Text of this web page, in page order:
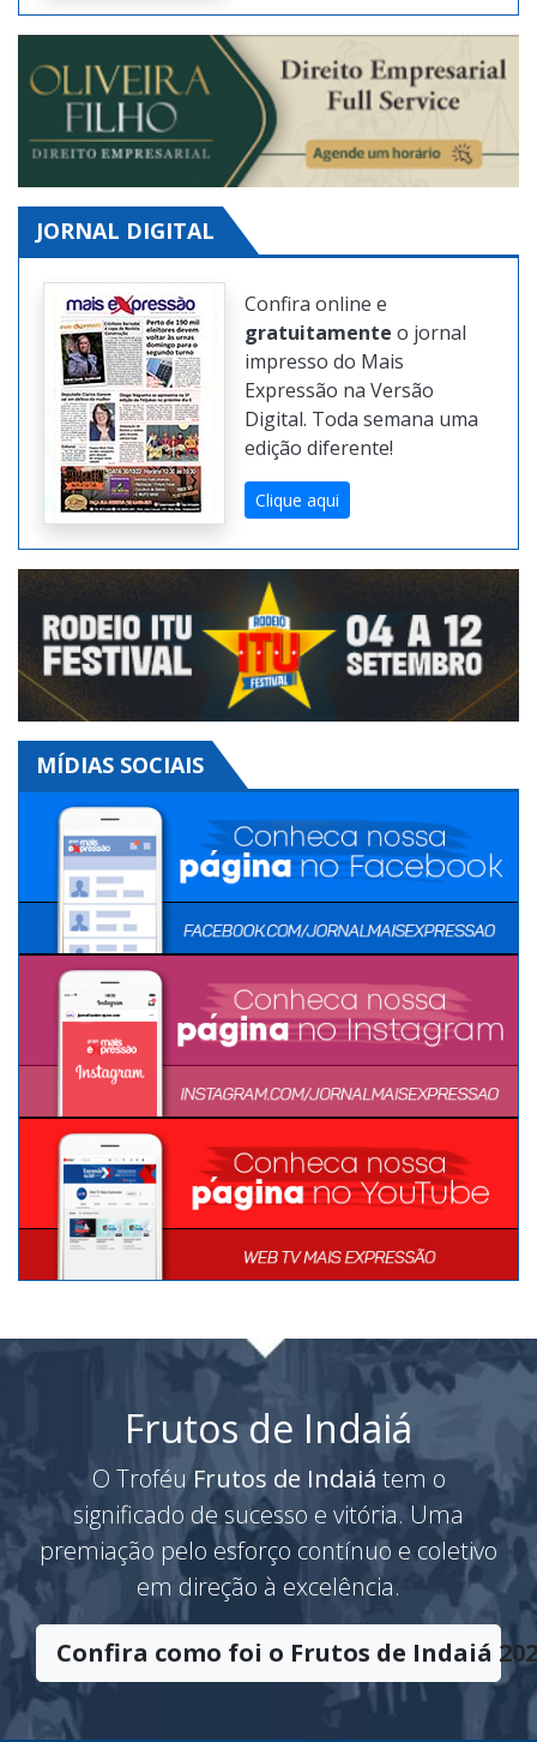
JORNAL DIGITAL
Confira online e
gratuitamente o jornal
impresso do Mais
Expressão na Versão
Digital. Toda semana uma
edição diferente!
Clique aqui
MÍDIAS SOCIAIS
Frutos de Indaiá
O TroféuFrutos de Indaiá tem o
significado de sucesso e vitória. Uma
premiação pelo esforço contínuo e coletivo
em direção à excelência.
Confira como foi o Frutos de Indaiá